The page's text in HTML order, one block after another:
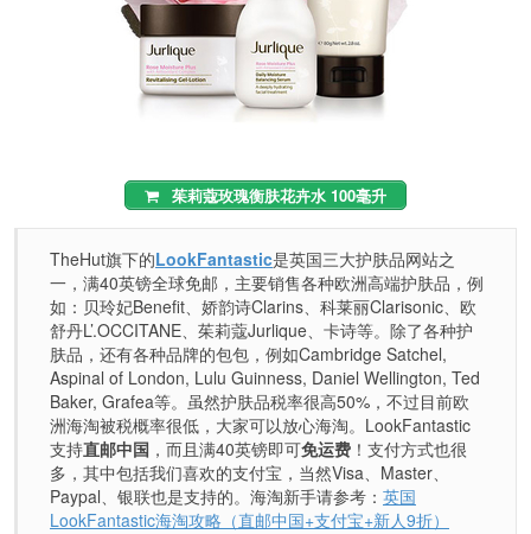
茱莉蔻玫瑰衡肤花卉水 100毫升
TheHut旗下的LookFantastic是英国三大护肤品网站之
一，满40英镑全球免邮，主要销售各种欧洲高端护肤品，例
如：贝玲妃Benefit、娇韵诗Clarins、科莱丽Clarisonic、欧
舒丹L’.OCCITANE、茱莉蔻Jurlique、卡诗等。除了各种护
肤品，还有各种品牌的包包，例如Cambridge Satchel,
Aspinal of London, Lulu Guinness, Daniel Wellington, Ted
Baker, Grafea等。虽然护肤品税率很高50%，不过目前欧
洲海淘被税概率很低，大家可以放心海淘。LookFantastic
支持直邮中国 ，而且满40英镑即可免运费 ！支付方式也很
多，其中包括我们喜欢的支付宝，当然Visa、Master、
Paypal、银联也是支持的。海淘新手请参考： 英国
LookFantastic海淘攻略（直邮中国+支付宝+新人9折）